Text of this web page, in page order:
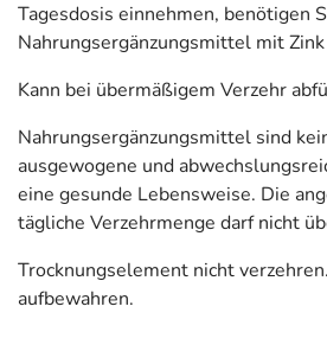
Tagesdosis einnehmen, benötigen
Nahrungsergänzungsmittel mit
Kann bei übermäßigem Verzehr
Nahrungsergänzungsmittel sind
ausgewogene und
eine gesunde Lebensweise. Die
tägliche Verzehrmenge darf nicht
Trocknungselement nicht
aufbewahren.